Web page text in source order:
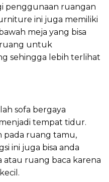
penggunaan ruangan
ini juga memiliki
meja yang bisa
untuk
sehingga lebih terlihat
sofa bergaya
tempat tidur.
pada ruang tamu,
ini juga bisa anda
atau ruang baca karena